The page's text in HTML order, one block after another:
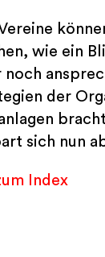
wie ein
der
sich nun
Index